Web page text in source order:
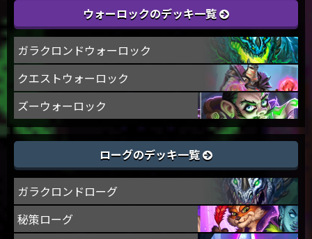
ウォーロックのデッキ一覧
ガラクロンドウォーロック
クエストウォーロック
ズーウォーロック
ローグのデッキ一覧
ガラクロンドローグ
秘策ローグ